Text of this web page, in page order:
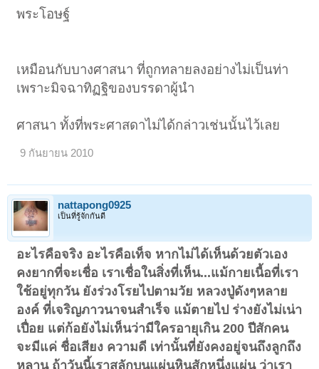
พระโอษฐ์
เหมือนกับบางศาสนา ที่ถูกทลายลงอย่างไม่เป็นท่า
เพราะมิจฉาทิฏฐิของบรรดาผู้นำ
ศาสนา ทั้งที่พระศาสดาไม่ได้กล่าวเช่นนั้นไว้เลย
9 กันยายน 2010
nattapong0925
เป็นที่รู้จักกันดี
อะไรคือจริง อะไรคือเท็จ หากไม่ได้เห็นด้วยตัวเอง
คงยากที่จะเชื่อ เราเชื่อในสิ่งที่เห็น...แม้กายเนื้อที่เรา
ใช้อยู่ทุกวัน ยังร่วงโรยไปตามวัย หลวงปู่ดังๆหลาย
องค์ ที่เจริญภาวนาจนสำเร็จ แม้ตายไป ร่างยังไม่เน่า
เปื่อย แต่ก้อยังไม่เห็นว่ามีใครอายุเกิน 200 ปีสักคน
จะมีแค่ ชื่อเสียง ความดี เท่านั้นที่ยังคงอยู่จนถึงลูกถึง
หลาน ถ้าวันนี้เราสลักบนแผ่นหินสักหนึ่งแผ่น ว่าเรา